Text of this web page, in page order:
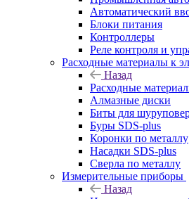
Автоматический
Блоки питания
Контроллеры
Реле контроля и
Расходные материалы к
Назад
Расходные
Алмазные диски
Биты для
Буры SDS-plus
Коронки по металлу
Насадки SDS-plus
Сверла по металлу
Измерительные приборы
Назад